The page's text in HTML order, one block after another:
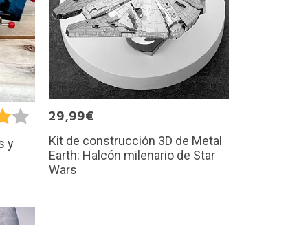
y
29,99€
Kit de construcción 3D de Metal
Earth: Halcón milenario de Star
Wars